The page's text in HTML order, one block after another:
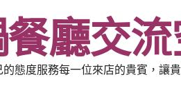
廳交
態度服務每一位來店的貴賓，讓